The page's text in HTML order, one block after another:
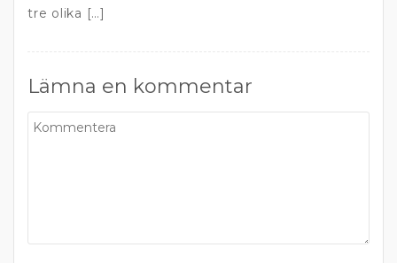
tre olika […]
Lämna en kommentar